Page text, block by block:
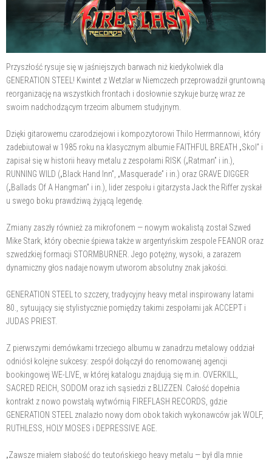
Przyszłość rysuje się w jaśniejszych barwach niż kiedykolwiek dla
GENERATION STEEL! Kwintet z Wetzlar w Niemczech przeprowadził gruntowną
reorganizację na wszystkich frontach i dosłownie szykuje burzę wraz ze
swoim nadchodzącym trzecim albumem studyjnym.
Dzięki gitarowemu czarodziejowi i kompozytorowi Thilo Herrmannowi, który
zadebiutował w 1985 roku na klasycznym albumie FAITHFUL BREATH „Skol” i
zapisał się w historii heavy metalu z zespołami RISK („Ratman” i in.),
RUNNING WILD („Black Hand Inn”, „Masquerade” i in.) oraz GRAVE DIGGER
(„Ballads Of A Hangman” i in.), lider zespołu i gitarzysta Jack the Riffer zyskał
u swego boku prawdziwą żyjącą legendę.
Zmiany zaszły również za mikrofonem — nowym wokalistą został Szwed
Mike Stark, który obecnie śpiewa także w argentyńskim zespole FEANOR oraz
szwedzkiej formacji STORMBURNER. Jego potężny, wysoki, a zarazem
dynamiczny głos nadaje nowym utworom absolutny znak jakości.
GENERATION STEEL to szczery, tradycyjny heavy metal inspirowany latami
80., sytuujący się stylistycznie pomiędzy takimi zespołami jak ACCEPT i
JUDAS PRIEST.
Z pierwszymi demówkami trzeciego albumu w zanadrzu metalowy oddział
odniósł kolejne sukcesy: zespół dołączył do renomowanej agencji
bookingowej WE-LIVE, w której katalogu znajdują się m.in. OVERKILL,
SACRED REICH, SODOM oraz ich sąsiedzi z BLIZZEN. Całość dopełnia
kontrakt z nowo powstałą wytwórnią FIREFLASH RECORDS, gdzie
GENERATION STEEL znalazło nowy dom obok takich wykonawców jak WOLF,
RUTHLESS, HOLY MOSES i DEPRESSIVE AGE.
„Zawsze miałem słabość do teutońskiego heavy metalu — był dla mnie